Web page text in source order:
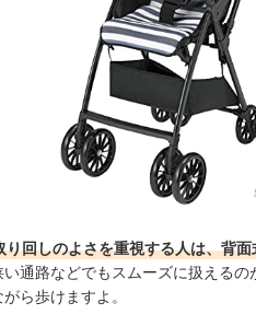
り回しのよさを重視する人は、背面
い通路などでもスムーズに扱える
がら歩けますよ。